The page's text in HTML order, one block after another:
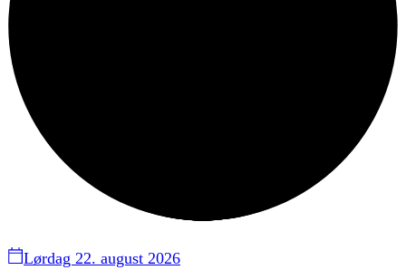
Lørdag 22. august 2026